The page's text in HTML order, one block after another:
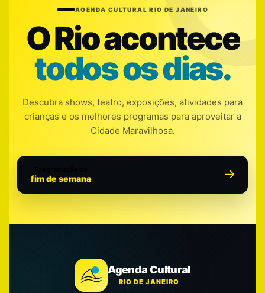
AGENDA CULTURAL RIO DE JANEIRO
O Rio acontece
todos os dias.
Descubra shows, teatro, exposições, atividades para
crianças e os melhores programas para aproveitar a
Cidade Maravilhosa.
fim de semana
Agenda Cultural
RIO DE JANEIRO